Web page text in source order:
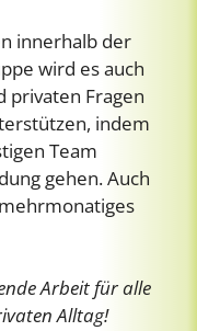
innerhalb der
wird es auch
privaten Fragen
indem
Team
gehen. Auch
Arbeit für alle
Alltag!